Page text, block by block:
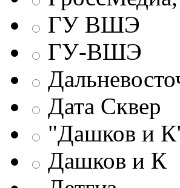
ГУ ВШЭ
ГУ-ВШЭ
Дата Сквер
"Дашков и
Дашков и К